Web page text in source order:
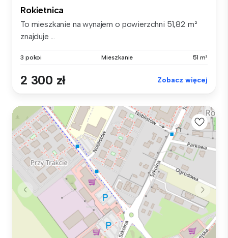
Rokietnica
To mieszkanie na wynajem o powierzchni 51,82 m²
znajduje ...
3 pokoi Mieszkanie 51 m²
2 300 zł Zobacz więcej